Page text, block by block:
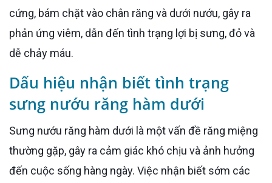
cứng, bám chặt vào chân răng và dưới nướu, gây ra
phản ứng viêm, dẫn đến tình trạng lợi bị sưng, đỏ và
dễ chảy máu.
Dấu hiệu nhận biết tình trạng
sưng nướu răng hàm dưới
Sưng nướu răng hàm dưới là một vấn đề răng miệng
thường gặp, gây ra cảm giác khó chịu và ảnh hưởng
đến cuộc sống hàng ngày. Việc nhận biết sớm các